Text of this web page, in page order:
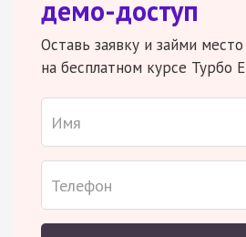
демо-доступ
Оставь заявку и займи место
на бесплатном курсе Турбо